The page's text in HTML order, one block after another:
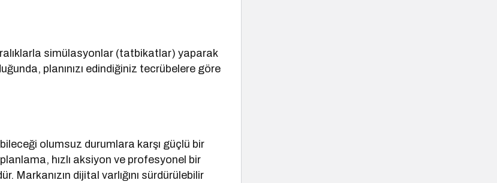
simülasyonlar (tatbikatlar) yaparak
planınızı edindiğiniz tecrübelere göre
olumsuz durumlara karşı güçlü bir
hızlı aksiyon ve profesyonel bir
Markanızın dijital varlığını sürdürülebilir